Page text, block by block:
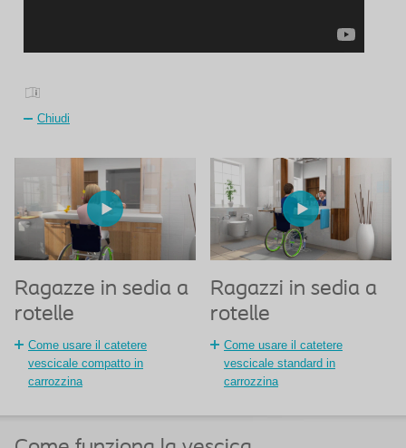
Chiudi
Ragazze in sedia a
rotelle
Come usare il catetere
vescicale compatto in
carrozzina
Ragazzi in sedia a
rotelle
Come usare il catetere
vescicale standard in
carrozzina